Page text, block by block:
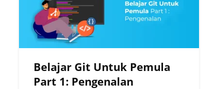
Belajar Git Untuk Pemula
Part 1: Pengenalan